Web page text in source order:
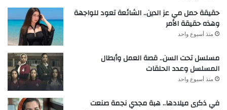
حقيقة حمل مي عز الدين.. الشائعة تعود للواجهة
وهذه حقيقة الأمر
منذ أسبوع واحد
مسلسل تحت السن.. قصة العمل وأبطال
المسلسل وعدد الحلقات
منذ أسبوع واحد
في ذكرى ميلادها.. هبة مجدي نجمة صنعت